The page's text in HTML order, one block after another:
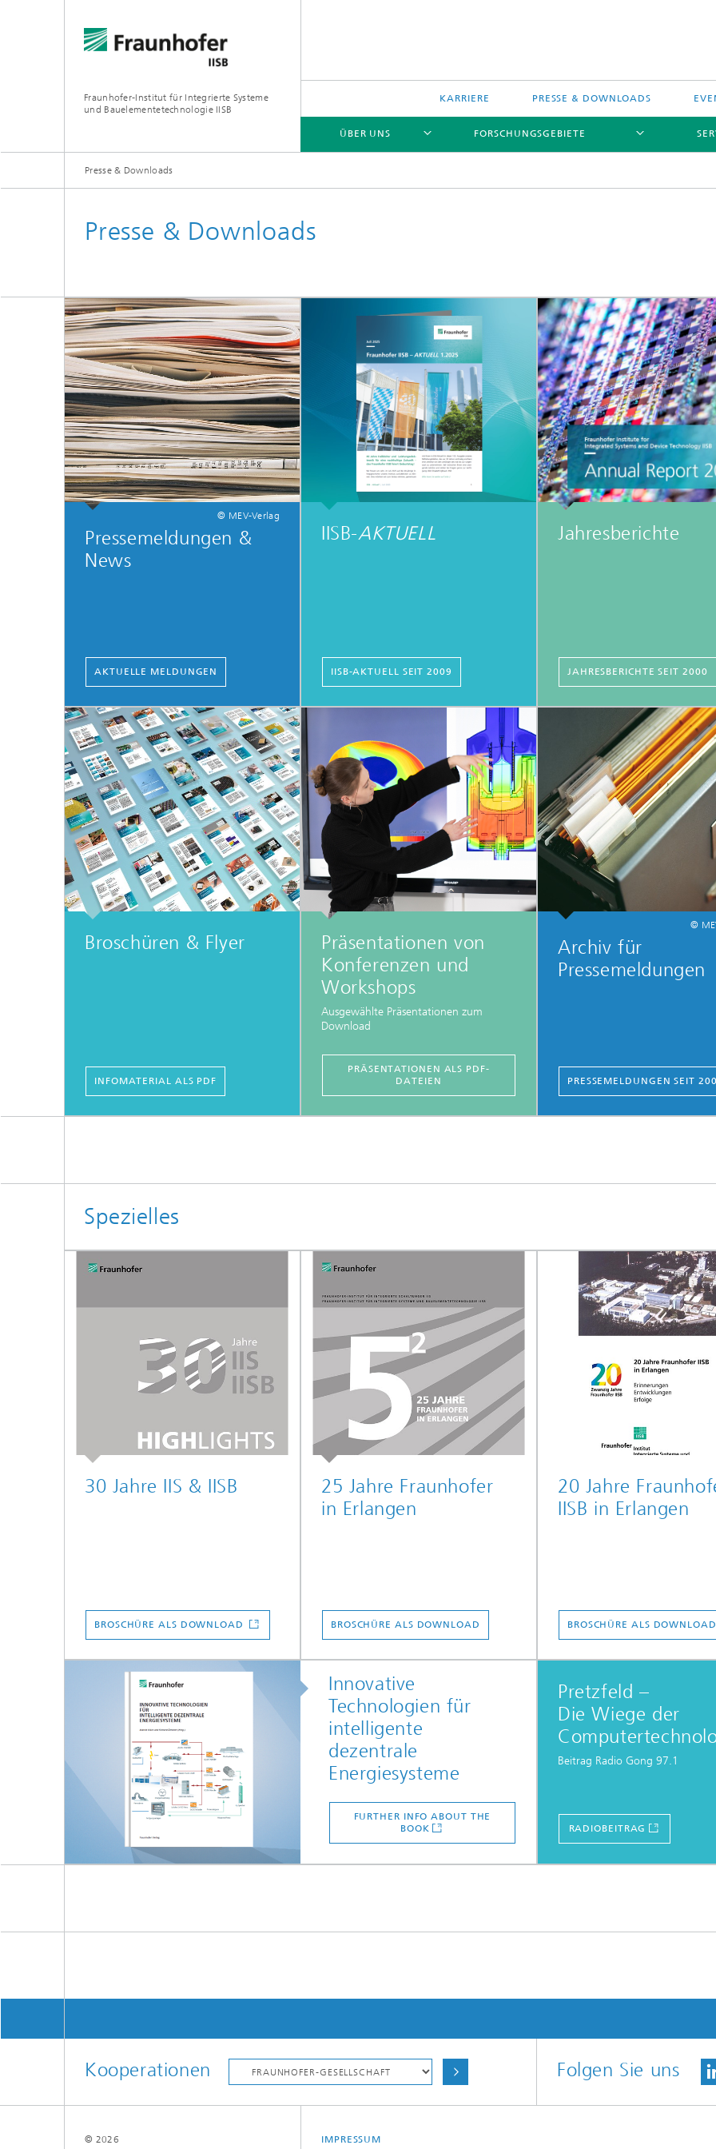
Fraunhofer-Institut für Integrierte Systeme
und Bauelementetechnologie IISB
KARRIERE PRESSE & DOWNLOADS
ÜBER UNS
ÜBER UNS
FORSCHUNGSGEBIETE
FORSCHUNGSGEBIETE
Presse & Downloads
Presse & Downloads
© MEV-Verlag
Pressemeldungen &
News
AKTUELLE MELDUNGEN
IISB-AKTUELL
IISB-AKTUELL SEIT 2009
Jahresberichte
JAHRESBERICHTE SEIT 2000
Broschüren & Flyer
INFOMATERIAL ALS PDF
Präsentationen von
Konferenzen und
Workshops
Ausgewählte Präsentationen zum
Download
PRÄSENTATIONEN ALS PDF-
DATEIEN
©
Archiv für
Pressemeldungen
PRESSEMELDUNGEN SEIT
Spezielles
30 Jahre IIS & IISB
BROSCHÜRE ALS DOWNLOAD
25 Jahre Fraunhofer
in Erlangen
BROSCHÜRE ALS DOWNLOAD
20 Jahre
IISB in Erlangen
BROSCHÜRE ALS DOWNLOAD
Innovative
Technologien für
intelligente
dezentrale
Energiesysteme
FURTHER INFO ABOUT THE
BOOK
Pretzfeld –
Die Wiege der
Beitrag Radio Gong 97.1
RADIOBEITRAG
Kooperationen Folgen Sie uns
IMPRESSUM
© 2026